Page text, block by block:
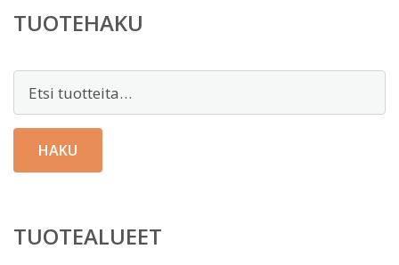
TUOTEHAKU
HAKU
TUOTEALUEET